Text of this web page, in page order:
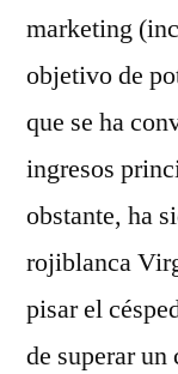
marketing
objetivo de
que se ha
ingresos
obstante, ha
rojiblanca
pisar el
de superar un